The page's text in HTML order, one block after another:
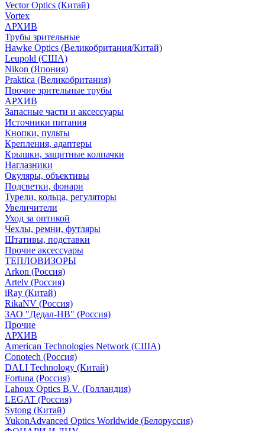
Vector Optics (Китай)
Vortex
АРХИВ
Трубы зрительные
Hawke Optics (Великобритания/Китай)
Leupold (США)
Nikon (Япония)
Praktica (Великобритания)
Прочие зрительные трубы
АРХИВ
Запасные части и аксессуары
Источники питания
Кнопки, пульты
Крепления, адаптеры
Крышки, защитные колпачки
Наглазники
Окуляры, объективы
Подсветки, фонари
Турели, кольца, регуляторы
Увеличители
Уход за оптикой
Чехлы, ремни, футляры
Штативы, подставки
Прочие аксессуары
ТЕПЛОВИЗОРЫ
Arkon (Россия)
Artelv (Россия)
iRay (Китай)
RikaNV (Россия)
ЗАО "Дедал-НВ" (Россия)
Прочие
АРХИВ
American Technologies Network (США)
Conotech (Россия)
DALI Technology (Китай)
Fortuna (Россия)
Lahoux Optics B.V. (Голландия)
LEGAT (Россия)
Sytong (Китай)
YukonAdvanced Optics Worldwide (Белоруссия)